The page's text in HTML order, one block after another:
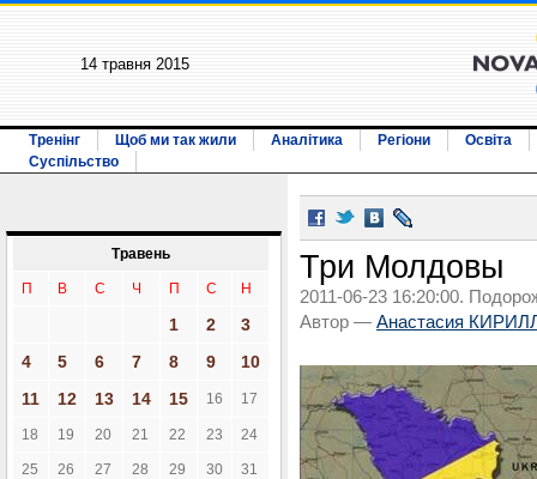
14 травня 2015
Тренінг Щоб ми так жили Аналітика Регіони
Освіта
Суспільство
Травень
П В С Ч П С Н
1 2
3
4
5 6 7 8 9
10
11
12 13 14 15 16 17
18 19 20 21 22 23 24
25 26 27 28 29 30 31
Три Молдовы
2011-06-23 16:20:00.
Автор — Анастасия